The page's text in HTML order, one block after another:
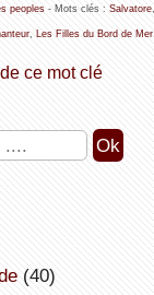
peoples- Mots clés : Salvatore,
, Les Filles du Bord de Mer
ce mot clé
(40)